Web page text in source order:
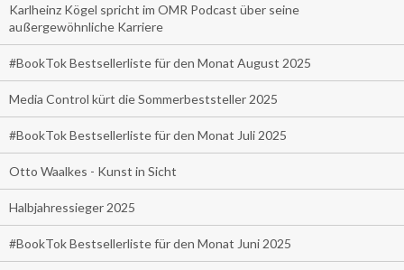
Karlheinz Kögel spricht im OMR Podcast über seine
außergewöhnliche Karriere
#BookTok Bestsellerliste für den Monat August 2025
Media Control kürt die Sommerbeststeller 2025
#BookTok Bestsellerliste für den Monat Juli 2025
Otto Waalkes - Kunst in Sicht
Halbjahressieger 2025
#BookTok Bestsellerliste für den Monat Juni 2025